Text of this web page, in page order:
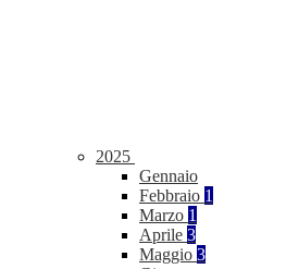
2025
Gennaio
Febbraio 1
Marzo 1
Aprile 3
Maggio 3